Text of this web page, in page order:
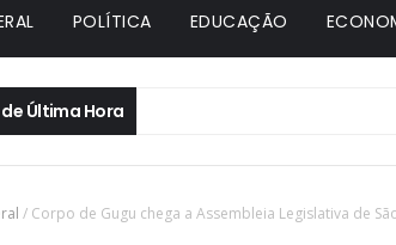
POLÍTICA EDUCAÇÃO
Última Hora
/ Corpo de Gugu chega a Assembleia Legislativa de